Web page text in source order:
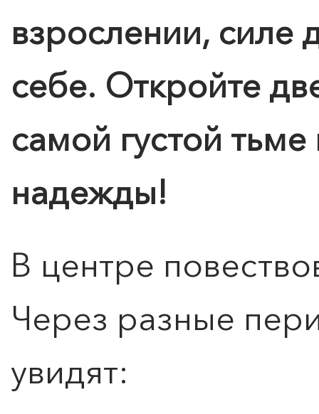
взрослении, силе
себе. Откройте
самой густой тьме
надежды!
В центре
Через разные
увидят: